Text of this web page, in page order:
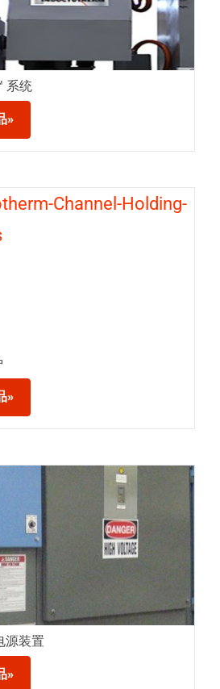
系统
»
»
源装置
»